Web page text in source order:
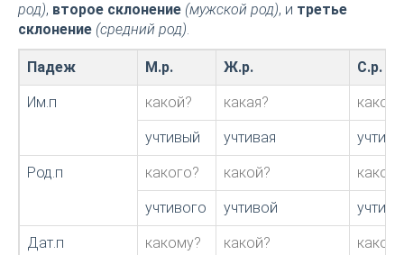
род), второе склонение (мужской род), и третье
склонение (средний род).
Падеж М.р. Ж.р. С.р.
Им.п какой? какая? какое?
учтивый учтивая
Род.п какого? какой?
учтивого учтивой
Дат.п какому? какой?